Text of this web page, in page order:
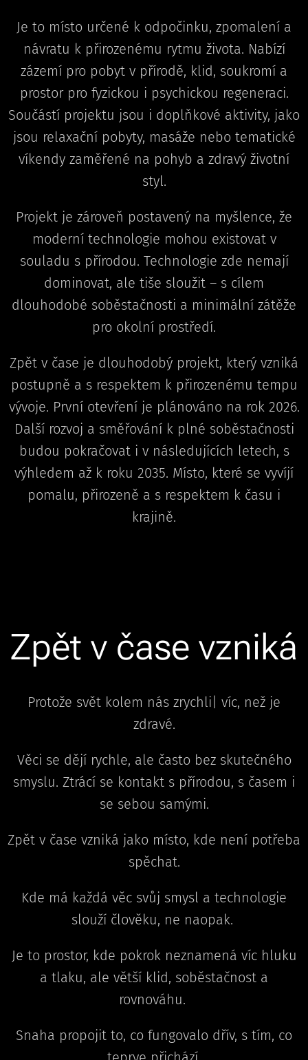
Je to místo určené k odpočinku, zpomalení a
návratu k přirozenému rytmu života. Nabízí
zázemí pro pobyt v přírodě, klid, soukromí a
prostor pro fyzickou i psychickou regeneraci.
Součástí projektu jsou i doplňkové aktivity, jako
jsou relaxační pobyty, masáže nebo tematické
víkendy zaměřené na pohyb a zdravý životní
styl.
Projekt je zároveň postavený na myšlence, že
moderní technologie mohou existovat v
souladu s přírodou. Technologie zde nemají
dominovat, ale tiše sloužit – s cílem
dlouhodobé soběstačnosti a minimální zátěže
pro okolní prostředí.
Zpět v čase je dlouhodobý projekt, který vzniká
postupně a s respektem k přirozenému tempu
vývoje. První otevření je plánováno na rok 2026.
Další rozvoj a směřování k plné soběstačnosti
budou pokračovat i v následujících letech, s
výhledem až k roku 2035. Místo, které se vyvíjí
pomalu, přirozeně a s respektem k času i
krajině.
Zpět v čase vzniká
Protože svět kolem nás zrychli| víc, než je
zdravé.
Věci se dějí rychle, ale často bez skutečného
smyslu. Ztrácí se kontakt s přírodou, s časem i
se sebou samými.
Zpět v čase vzniká jako místo, kde není potřeba
spěchat.
Kde má každá věc svůj smysl a technologie
slouží člověku, ne naopak.
Je to prostor, kde pokrok neznamená víc hluku
a tlaku, ale větší klid, soběstačnost a
rovnováhu.
Snaha propojit to, co fungovalo dřív, s tím, co